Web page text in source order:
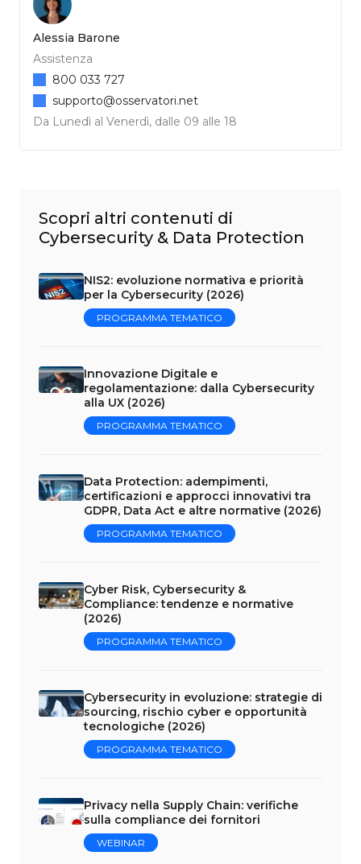
Alessia Barone
Assistenza
Da Lunedì al Venerdì, dalle 09 alle 18
800 033 727
supporto@osservatori.net
Scopri altri contenuti di
Cybersecurity & Data Protection
NIS2: evoluzione normativa e priorità
per la Cybersecurity (2026)
PROGRAMMA TEMATICO
Innovazione Digitale e
regolamentazione: dalla Cybersecurity
alla UX (2026)
PROGRAMMA TEMATICO
Data Protection: adempimenti,
certificazioni e approcci innovativi tra
GDPR, Data Act e altre normative (2026)
PROGRAMMA TEMATICO
Cyber Risk, Cybersecurity &
Compliance: tendenze e normative
(2026)
PROGRAMMA TEMATICO
Cybersecurity in evoluzione: strategie di
sourcing, rischio cyber e opportunità
tecnologiche (2026)
PROGRAMMA TEMATICO
Privacy nella Supply Chain: verifiche
sulla compliance dei fornitori
WEBINAR